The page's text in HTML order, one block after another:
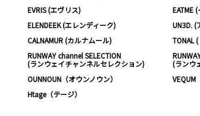
EVRIS (エヴリス)
EATME
ELENDEEK (エレンディーク)
UN3D. (
CALNAMUR (カルナムール)
TONAL
RUNWAY channel SELECTION
(ランウェイチャンネルセレクション)
(ランウ
OUNNOUN（オウンノウン）
VEQUM
Htage（テージ）